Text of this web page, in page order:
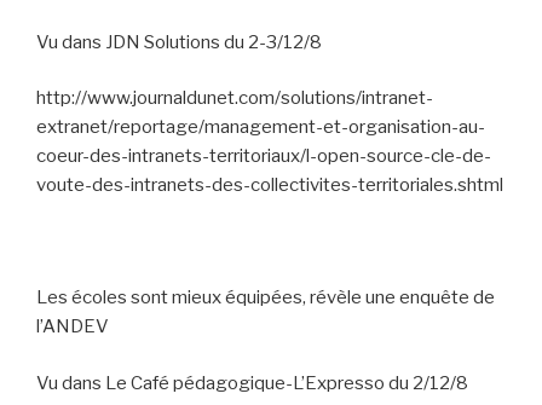
Vu dans JDN Solutions du 2-3/12/8
http://www.journaldunet.com/solutions/intranet-
extranet/reportage/management-et-organisation-au-
coeur-des-intranets-territoriaux/l-open-source-cle-de-
voute-des-intranets-des-collectivites-territoriales.shtml
Les écoles sont mieux équipées, révèle une enquête de
l’ANDEV
Vu dans Le Café pédagogique-L’Expresso du 2/12/8